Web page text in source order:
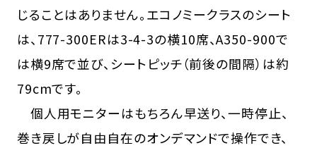
じることはありません。エコノミークラスのシート
は、777-300ERは3-4-3の横10席、A350-900で
は横9席で並び、シートピッチ（前後の間隔）は約
79cmです。
個人用モニターはもちろん早送り、一時停止、
巻き戻しが自由自在のオンデマンドで操作でき、